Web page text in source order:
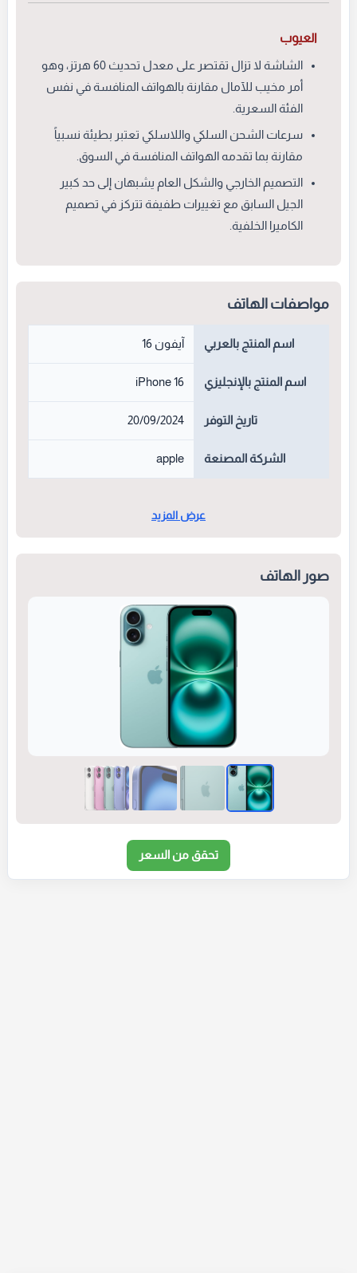
العيوب
الشاشة لا تزال تقتصر على معدل تحديث 60 هرتز، وهو
أمر مخيب للآمال مقارنة بالهواتف المنافسة في نفس
الفئة السعرية.
سرعات الشحن السلكي واللاسلكي تعتبر بطيئة نسبياً
مقارنة بما تقدمه الهواتف المنافسة في السوق.
التصميم الخارجي والشكل العام يشبهان إلى حد كبير
الجيل السابق مع تغييرات طفيفة تتركز في تصميم
الكاميرا الخلفية.
مواصفات الهاتف
اسم المنتج بالعربي آيفون 16
اسم المنتج بالإنجليزي iPhone 16
تاريخ التوفر 20/09/2024
الشركة المصنعة apple
عرض المزيد
صور الهاتف
تحقق من السعر